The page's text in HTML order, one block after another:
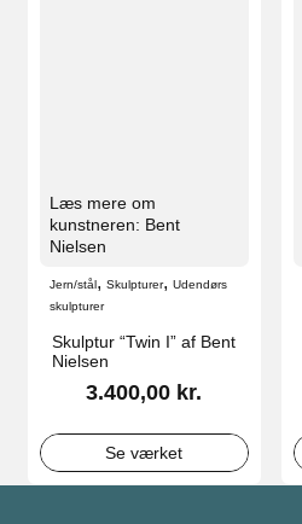
Læs mere om
kunstneren: Bent
Nielsen
Jern/stål,Skulpturer,Udendørs
skulpturer
Skulptur “Twin I” af Bent
Nielsen
3.400,00 kr.
Se værket